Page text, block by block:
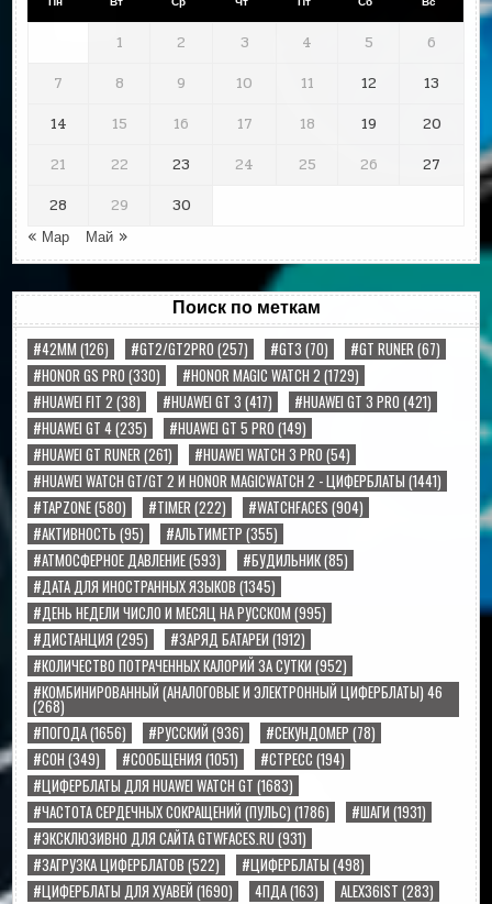
1 2 3 4 5
6
7
8 9 10 11 12
13
14
15 16 17 18 19
20
21
22 23 24 25 26
27
28
29
30
« Мар
Май »
Поиск по меткам
#42MM (126) #GT2/GT2PRO (257) #GT3 (70) #GT RUNER (67)
#HONOR GS PRO (330) #HONOR MAGIC WATCH 2 (1729)
#HUAWEI FIT 2 (38) #HUAWEI GT 3 (417) #HUAWEI GT 3 PRO (421)
#HUAWEI GT 4(235) #HUAWEI GT 5 PRO (149)
#HUAWEI GT RUNER (261) #HUAWEI WATCH 3 PRO (54)
#HUAWEI WATCH GT/GT 2 И HONOR MAGICWATCH 2 - ЦИФЕРБЛАТЫ (1441)
#TAPZONE(580) #TIMER (222) #WATCHFACES (904)
#АКТИВНОСТЬ (95) #АЛЬТИМЕТР (355)
#АТМОСФЕРНОЕ ДАВЛЕНИЕ(593) #БУДИЛЬНИК(85)
#ДАТА ДЛЯ ИНОСТРАННЫХ ЯЗЫКОВ (1345)
#ДЕНЬ НЕДЕЛИ ЧИСЛО И МЕСЯЦ НА РУССКОМ (995)
#ДИСТАНЦИЯ (295) #ЗАРЯД БАТАРЕИ (1912)
#КОЛИЧЕСТВО ПОТРАЧЕННЫХ КАЛОРИЙ ЗА СУТКИ (952)
#КОМБИНИРОВАННЫЙ (АНАЛОГОВЫЕ И ЭЛЕКТРОННЫЙ ЦИФЕРБЛАТЫ) 46
(268)
#ПОГОДА(1656) #РУССКИЙ (936) #СЕКУНДОМЕР (78)
#СОН (349) #СООБЩЕНИЯ (1051) #СТРЕСС (194)
#ЦИФЕРБЛАТЫ ДЛЯ HUAWEI WATCH GT (1683)
#ЧАСТОТА СЕРДЕЧНЫХ СОКРАЩЕНИЙ (ПУЛЬС) (1786) #ШАГИ (1931)
#ЭКСКЛЮЗИВНО ДЛЯ САЙТА GTWFACES.RU (931)
#ЗАГРУЗКА ЦИФЕРБЛАТОВ (522) #ЦИФЕРБЛАТЫ (498)
#ЦИФЕРБЛАТЫ ДЛЯ ХУАВЕЙ (1690) 4ПДА(163) ALEX36IST (283)